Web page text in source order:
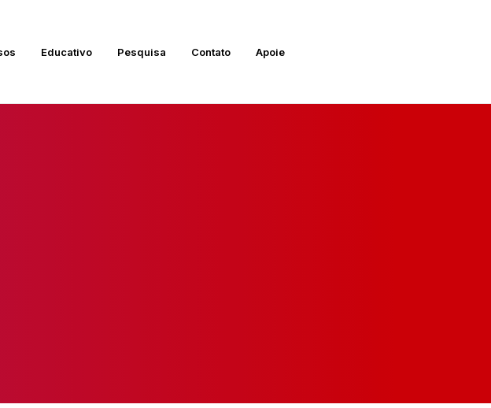
Educativo Pesquisa Contato Apoie